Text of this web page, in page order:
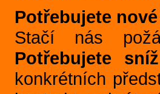
Potřebujete
Stačí nás
Potřebujete
konkrétních